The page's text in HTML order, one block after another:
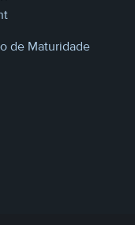
de Maturidade